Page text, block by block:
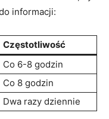
⁤informacji:
Częstotliwość
Co‍ 6-8 godzin
Co 8 ​godzin
Dwa‍ razy dziennie